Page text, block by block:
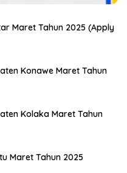
Maret Tahun 2025 (Apply
Konawe Maret Tahun
Kolaka Maret Tahun
Maret Tahun 2025